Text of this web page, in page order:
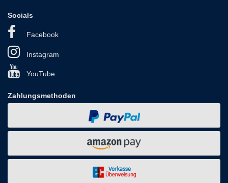
Socials
Facebook
Instagram
YouTube
Zahlungsmethoden